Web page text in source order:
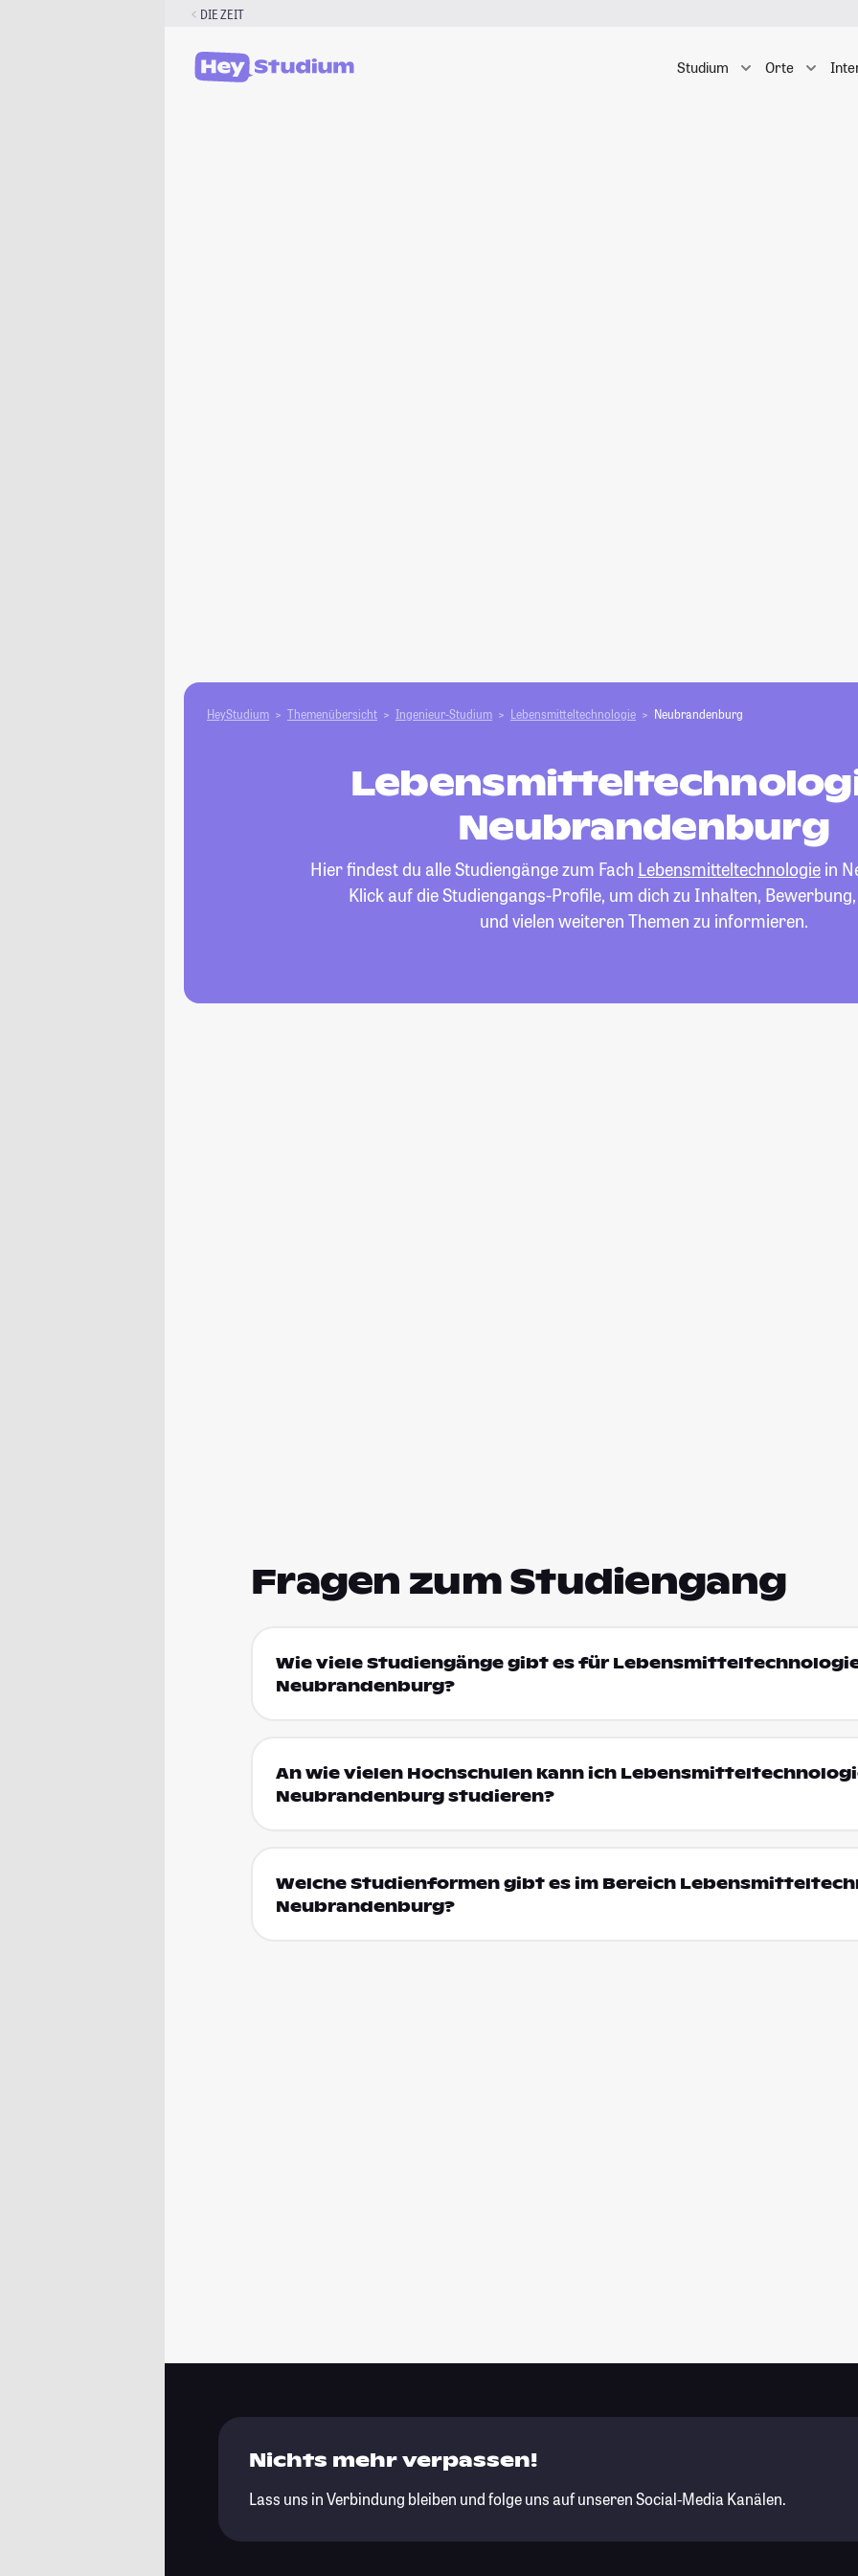
DIE ZEIT
Studium Orte
HeyStudium Themenübersicht Ingenieur-Studium Lebensmitteltechnologie Neubrandenburg
Neubrandenburg
Hier findest du alle Studiengänge zum Fach Lebensmitteltechnologie in
Klick auf die Studiengangs-Profile, um dich zu Inhalten,
und vielen weiteren Themen zu informieren.
Fragen zum Studiengang
Wie viele Studiengänge gibt es für
Neubrandenburg?
An wie vielen Hochschulen kann ich
Neubrandenburg studieren?
Welche Studienformen gibt es im Bereich
Neubrandenburg?
Nichts mehr verpassen!
Lass uns in Verbindung bleiben und folge uns auf unseren Social-Media Kanälen.